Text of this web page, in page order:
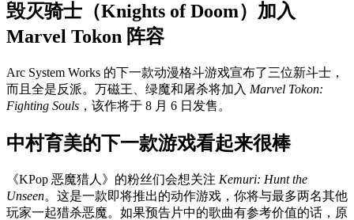
毁灭骑士（Knights of Doom）加入
Marvel Tokon 阵容
Arc System Works 的下一款动漫格斗游戏宣布了三位新斗士，
而且全是反派。万磁王、绿魔和屠杀将加入 Marvel Tokon:
Fighting Souls ，该作将于 8 月 6 日发售。
中村育美的下一款游戏看起来很棒
《KPop 恶魔猎人》的粉丝们会想关注 Kemuri: Hunt the
Unseen。这是一款即将推出的动作游戏，你将与最多两名其他
玩家一起猎杀恶魔。如果预告片中的歌曲有参考价值的话，原